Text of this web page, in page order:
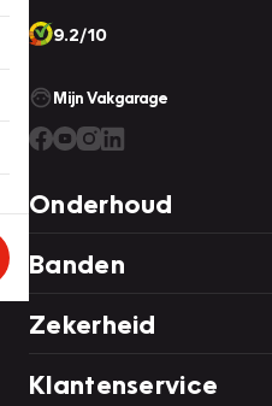
9.2/10
Mijn Vakgarage
Onderhoud
Banden
Zekerheid
Klantenservice